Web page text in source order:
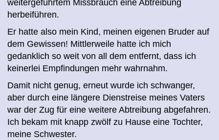
weitergeführtem Missbrauch eine Abtreibung
herbeiführen.
Er hatte also mein Kind, meinen eigenen Bruder auf
dem Gewissen! Mittlerweile hatte ich mich
gedanklich so weit von all dem entfernt, dass ich
keinerlei Empfindungen mehr wahrnahm.
Damit nicht genug, erneut wurde ich schwanger,
aber durch eine längere Dienstreise meines Vaters
war der Zug für eine weitere Abtreibung abgefahren.
Ich bekam mit knapp zwölf zu Hause eine Tochter,
meine Schwester.